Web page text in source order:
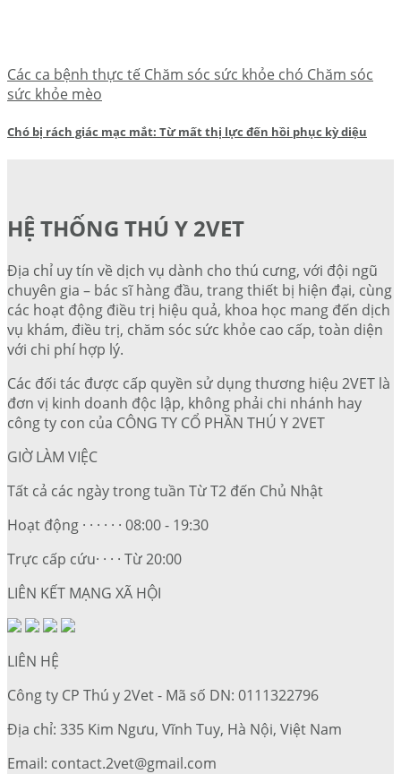
Các ca bệnh thực tế Chăm sóc sức khỏe chó Chăm sóc
sức khỏe mèo
Chó bị rách giác mạc mắt: Từ mất thị lực đến hồi phục kỳ diệu
HỆ THỐNG THÚ Y 2VET
Địa chỉ uy tín về dịch vụ dành cho thú cưng, với đội ngũ
chuyên gia – bác sĩ hàng đầu, trang thiết bị hiện đại, cùng
các hoạt động điều trị hiệu quả, khoa học mang đến dịch
vụ khám, điều trị, chăm sóc sức khỏe cao cấp, toàn diện
với chi phí hợp lý.
Các đối tác được cấp quyền sử dụng thương hiệu 2VET là
đơn vị kinh doanh độc lập, không phải chi nhánh hay
công ty con của CÔNG TY CỔ PHẦN THÚ Y 2VET
GIỜ LÀM VIỆC
Tất cả các ngày trong tuần Từ T2 đến Chủ Nhật
Hoạt động · · · · · · 08:00 - 19:30
Trực cấp cứu· · · · Từ 20:00
LIÊN KẾT MẠNG XÃ HỘI
LIÊN HỆ
Công ty CP Thú y 2Vet - Mã số DN: 0111322796
Địa chỉ: 335 Kim Ngưu, Vĩnh Tuy, Hà Nội, Việt Nam
Email: contact.2vet@gmail.com